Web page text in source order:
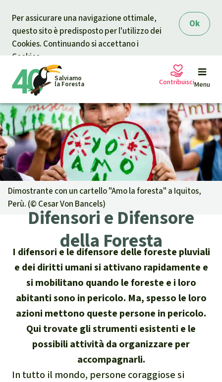
Ok
Per assicurare una navigazione ottimale,
questo sito è predisposto per l'utilizzo dei
Cookies. Continuando si accettano i
Cookies.
Salviamo
la Foresta Menu
Petizioni
Progetti
Informazioni
Informati
Risultati
Temi principali
Foresta tropicale
Biomassa e Bioenergia
Legno Tropicale
Olio di palma
Allevamenti industriali
Chi siamo
Salviamo la Foresta
Chi siamo
40 anni di Salviamo la Foresta
Contattaci
Trasparenza
Sede legale
Cerca
Italiano
Deutsch
English
Español
Contribuisci
La tua donazione aiuta
Sostieni Salviamo la Foresta
Donazione urgente
Donazione per una causa specifica
Protezione degli animali
Difensore e difensori delle foreste
In difesa della foresta
Donazione per una regione
particolare
America Latina
Africa
Sud-est asiatico
Dimostrante con un cartello "Amo la foresta" a Iquitos,
Perù. (© Cesar Von Bancels)
Difensori e Difensore
della Foresta
I difensori e le difensore delle foreste pluviali
e dei diritti umani si attivano rapidamente e
si mobilitano quando le foreste e i loro
abitanti sono in pericolo. Ma, spesso le loro
azioni mettono queste persone in pericolo.
Qui trovate gli strumenti esistenti e le
possibili attività da organizzare per
accompagnarli.
In tutto il mondo, persone coraggiose si